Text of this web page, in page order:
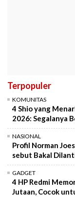
Terpopuler
KOMUNITAS
4 Shio yang
2026: Segalanya
NASIONAL
Profil Norman
sebut Bakal
GADGET
4 HP Redmi
Jutaan, Cocok